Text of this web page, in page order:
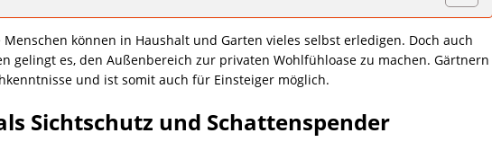
können in Haushalt und Garten vieles selbst erledigen. Doch auch
gelingt es, den Außenbereich zur privaten Wohlfühloase zu machen. Gärtnern
und ist somit auch für Einsteiger möglich.
Sichtschutz und Schattenspender